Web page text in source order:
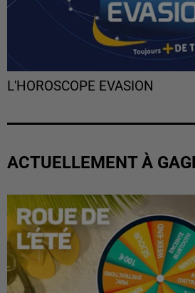
L'HOROSCOPE EVASION
ACTUELLEMENT À